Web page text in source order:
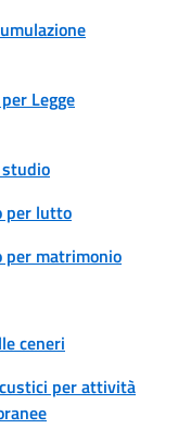
Legge
per lutto
per matrimonio
ceneri
per attività